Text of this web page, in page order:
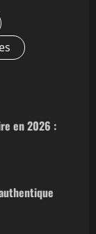
en 2026 :